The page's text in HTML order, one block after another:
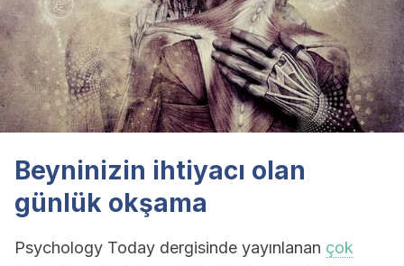
Beyninizin ihtiyacı olan
günlük okşama
Psychology Today dergisinde yayınlanan çok